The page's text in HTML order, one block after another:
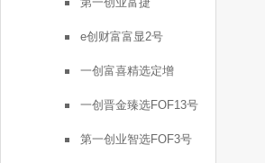
e创财富富显2号
一创富喜精选定增
一创晋金臻选FOF13号
第一创业智选FOF3号